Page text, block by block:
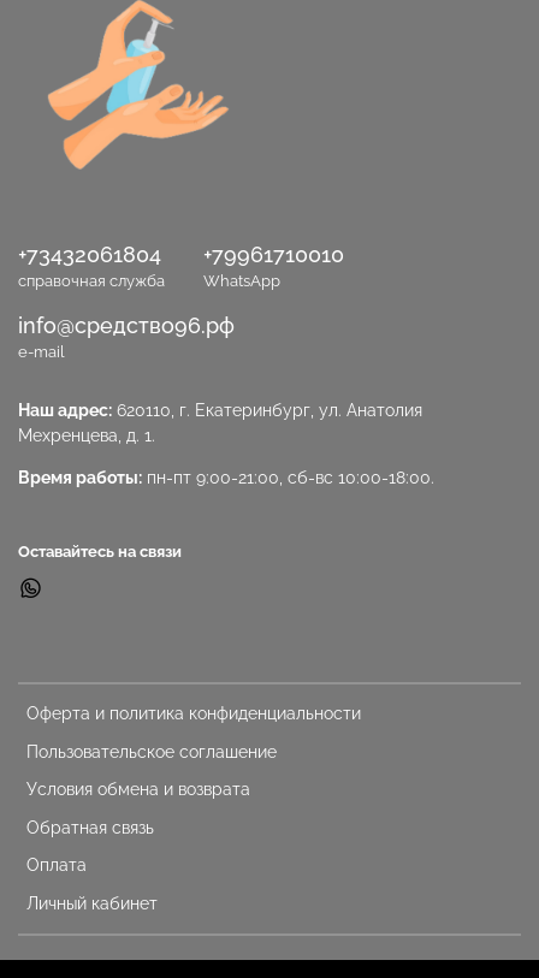
Оферта и политика конфиденциальности
Пользовательское соглашение
Условия обмена и возврата
Обратная связь
Оплата
Личный кабинет
+73432061804
справочная служба
+79961710010
WhatsApp
info@средство96.рф
e-mail
Наш адрес: 620110, г. Екатеринбург, ул. Анатолия
Мехренцева, д. 1.
Время работы: пн-пт 9:00-21:00, сб-вс 10:00-18:00.
Оставайтесь на связи